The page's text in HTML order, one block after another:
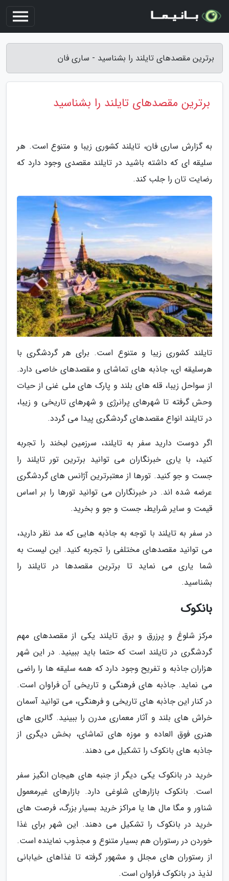
برترین مقصدهای تایلند را بشناسید - ساری فان
برترین مقصدهای تایلند را بشناسید
به گزارش ساری فان، تایلند کشوری زیبا و متنوع است. هر
سلیقه ای که داشته باشید در تایلند مقصدی وجود دارد که
رضایت تان را جلب کند.
تایلند کشوری زیبا و متنوع است. برای هر گردشگری با
هرسلیقه ای، جاذبه های تماشای و مقصدهای خاصی دارد.
از سواحل زیبا، قله های بلند و پارک های ملی غنی از حیات
وحش گرفته تا شهرهای پرانرژی و شهرهای تاریخی و زیبا،
در تایلند انواع مقصدهای گردشگری پیدا می گردد.
اگر دوست دارید سفر به تایلند، سرزمین لبخند را تجربه
کنید، با یاری خبرنگاران می توانید برترین تور تایلند را
جست و جو کنید. تورها از معتبرترین آژانس های گردشگری
عرضه شده اند. در خبرنگاران می توانید تورها را بر اساس
قیمت و سایر شرایط، جست و جو و بخرید.
در سفر به تایلند با توجه به جاذبه هایی که مد نظر دارید،
می توانید مقصدهای مختلفی را تجربه کنید. این لیست به
شما یاری می نماید تا برترین مقصدها در تایلند را
بشناسید.
بانکوک
مرکز شلوغ و پرزرق و برق تایلند یکی از مقصدهای مهم
گردشگری در تایلند است که حتما باید ببینید. در این شهر
هزاران جاذبه و تفریح وجود دارد که همه سلیقه ها را راضی
می نماید. جاذبه های فرهنگی و تاریخی آن فراوان است.
در کنار این جاذبه های تاریخی و فرهنگی، می توانید آسمان
خراش های بلند و آثار معماری مدرن را ببینید. گالری های
هنری فوق العاده و موزه های تماشای، بخش دیگری از
جاذبه های بانکوک را تشکیل می دهند.
خرید در بانکوک یکی دیگر از جنبه های هیجان انگیز سفر
است. بانکوک بازارهای شلوغی دارد. بازارهای غیرمعمول
شناور و مگا مال ها یا مراکز خرید بسیار بزرگ، فرصت های
خرید در بانکوک را تشکیل می دهند. این شهر برای غذا
خوردن در رستوران هم بسیار متنوع و مجذوب نماینده است.
از رستوران های مجلل و مشهور گرفته تا غذاهای خیابانی
لذیذ در بانکوک فراوان است.